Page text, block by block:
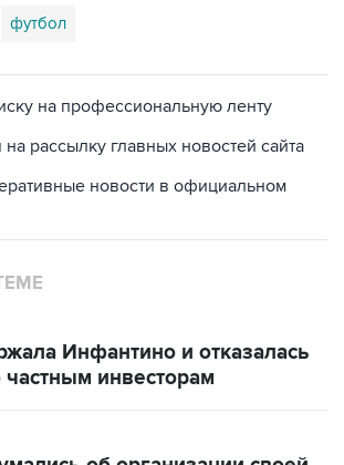
футбол
на профессиональную ленту
на рассылку главных новостей сайта
новости в официальном
Инфантино и отказалась
частным инвесторам